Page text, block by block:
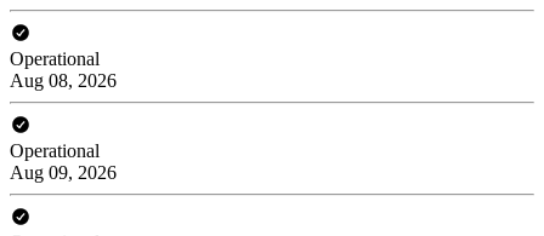
Operational
Aug 08, 2026
Operational
Aug 09, 2026